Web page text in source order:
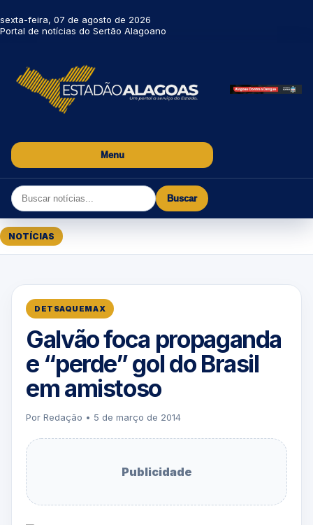
sexta-feira, 07 de agosto de 2026
Portal de notícias do Sertão Alagoano
Menu
Buscar
NOTÍCIAS
DETSAQUEMAX
Galvão foca propaganda
e “perde” gol do Brasil
em amistoso
Por Redação • 5 de março de 2014
Publicidade